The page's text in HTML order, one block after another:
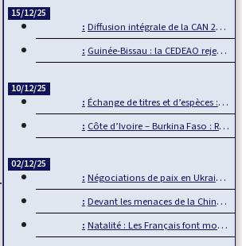
15/12/25
Diffusion intégrale de la CAN 2025 par Sportdigital Fußball, le…
Guinée-Bissau : la CEDEAO rejette la transition militaire
10/12/25
Échange de titres et d’espèces : L’UMOA comble son retard
Côte d’Ivoire – Burkina Faso : Reprise du dialogue
02/12/25
Négociations de paix en Ukraine : L’Europe mise de côté
Devant les menaces de la Chine, Taïwan joue la carte de…
Natalité : Les Français font moins d’enfants